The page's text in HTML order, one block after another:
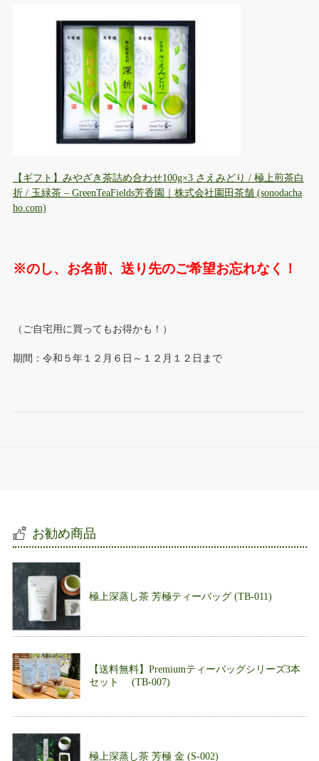
【ギフト】みやざき茶詰め合わせ100g×3 さえみどり / 極上煎茶白
折 / 玉緑茶 – GreenTeaFields芳香園｜株式会社園田茶舗 (sonodacha
ho.com)
※のし、お名前、送り先のご希望お忘れなく！
（ご自宅用に買ってもお得かも！）
期間：令和５年１２月６日～１２月１２日まで
お勧め商品
極上深蒸し茶 芳極ティーバッグ (TB-011)
【送料無料】Premiumティーバッグシリーズ3本
セット (TB-007)
極上深蒸し茶 芳極 金 (S-002)